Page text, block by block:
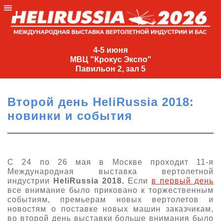
4-5 июня
МВЦ "Крокус Экспо"
Павильон 2, зал 5
4-
МВЦ
Экспо"
Павильон
2,
5
+7
(495)
477-
33-81
Второй день HeliRussia 2018:
новинки и события
С 24 по 26 мая в Москве проходит 11-я
Международная выставка вертолетной
индустрии
HeliRussia 2018. Если в первый день
все внимание было приковано к торжественным
событиям, премьерам новых вертолетов и
новостям о поставке новых машин заказчикам,
во второй день выставки больше внимания было